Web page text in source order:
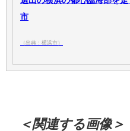
市
（出典：横浜市）
＜関連する画像＞